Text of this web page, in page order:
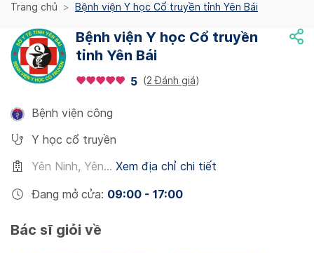
Trang chủ Bệnh viện Y học Cổ truyền tỉnh Yên Bái
Bệnh viện Y học Cổ truyền
tỉnh Yên Bái
5 (2 Đánh giá)
Bệnh viện công
Y học cổ truyền
Yên Ninh, Yên... Xem địa chỉ chi tiết
Đang mở cửa: 09:00 - 17:00
Bác sĩ giỏi về